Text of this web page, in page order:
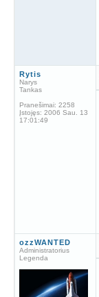
Rytis
Narys
Tankas
Pranešimai: 2258
Įstojęs: 2006 Sau. 13
17:01:49
ozzWANTED
Administratorius
Legenda